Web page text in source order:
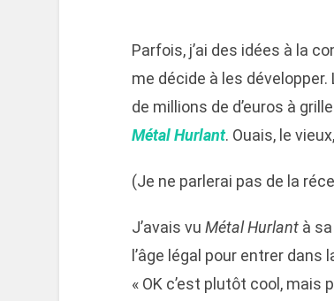
Parfois, j’ai des idées à la
me décide à les développer.
de millions de d’euros à
Métal Hurlant. Ouais, le
(Je ne parlerai pas de la
J’avais vu Métal Hurlantà sa
l’âge légal pour entrer dans
« OK c’est plutôt cool, mais